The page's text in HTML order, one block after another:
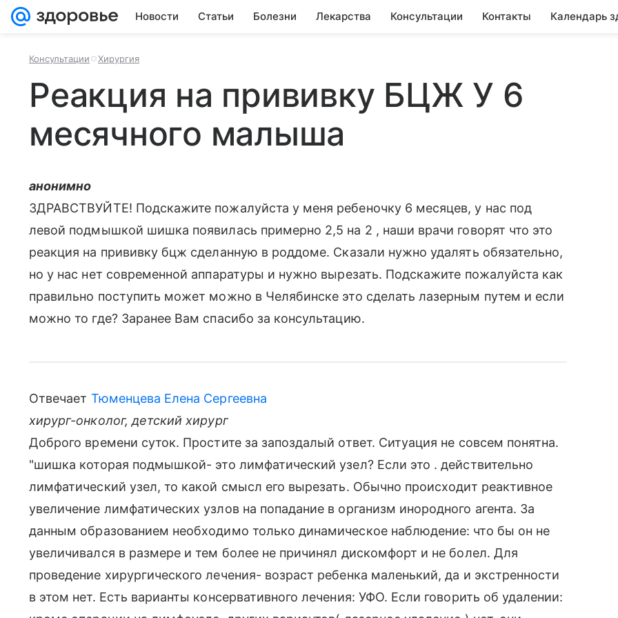
Новости Статьи Болезни Лекарства Консультации Контакты Календарь
Консультации Хирургия
Реакция на прививку БЦЖ У 6
месячного малыша
анонимно
ЗДРАВСТВУЙТЕ! Подскажите пожалуйста у меня ребеночку 6 месяцев, у нас под
левой подмышкой шишка появилась примерно 2,5 на 2 , наши врачи говорят что это
реакция на прививку бцж сделанную в роддоме. Сказали нужно удалять обязательно,
но у нас нет современной аппаратуры и нужно вырезать. Подскажите пожалуйста как
правильно поступить может можно в Челябинске это сделать лазерным путем и если
можно то где? Заранее Вам спасибо за консультацию.
Отвечает Тюменцева Елена Сергеевна
хирург-онколог, детский хирург
Доброго времени суток. Простите за запоздалый ответ. Ситуация не совсем понятна.
"шишка которая подмышкой- это лимфатический узел? Если это . действительно
лимфатический узел, то какой смысл его вырезать. Обычно происходит реактивное
увеличение лимфатических узлов на попадание в организм инородного агента. За
данным образованием необходимо только динамическое наблюдение: что бы он не
увеличивался в размере и тем более не причинял дискомфорт и не болел. Для
проведение хирургического лечения- возраст ребенка маленький, да и экстренности
в этом нет. Есть варианты консервативного лечения: УФО. Если говорить об удалении: